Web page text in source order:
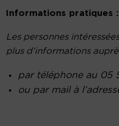
Informations pratiques :
Les personnes
plus d’informations
par téléphone au 05
ou par mail à